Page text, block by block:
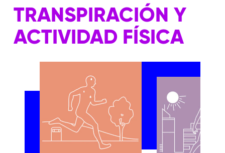
TRANSPIRACIÓN Y
ACTIVIDAD FÍSICA